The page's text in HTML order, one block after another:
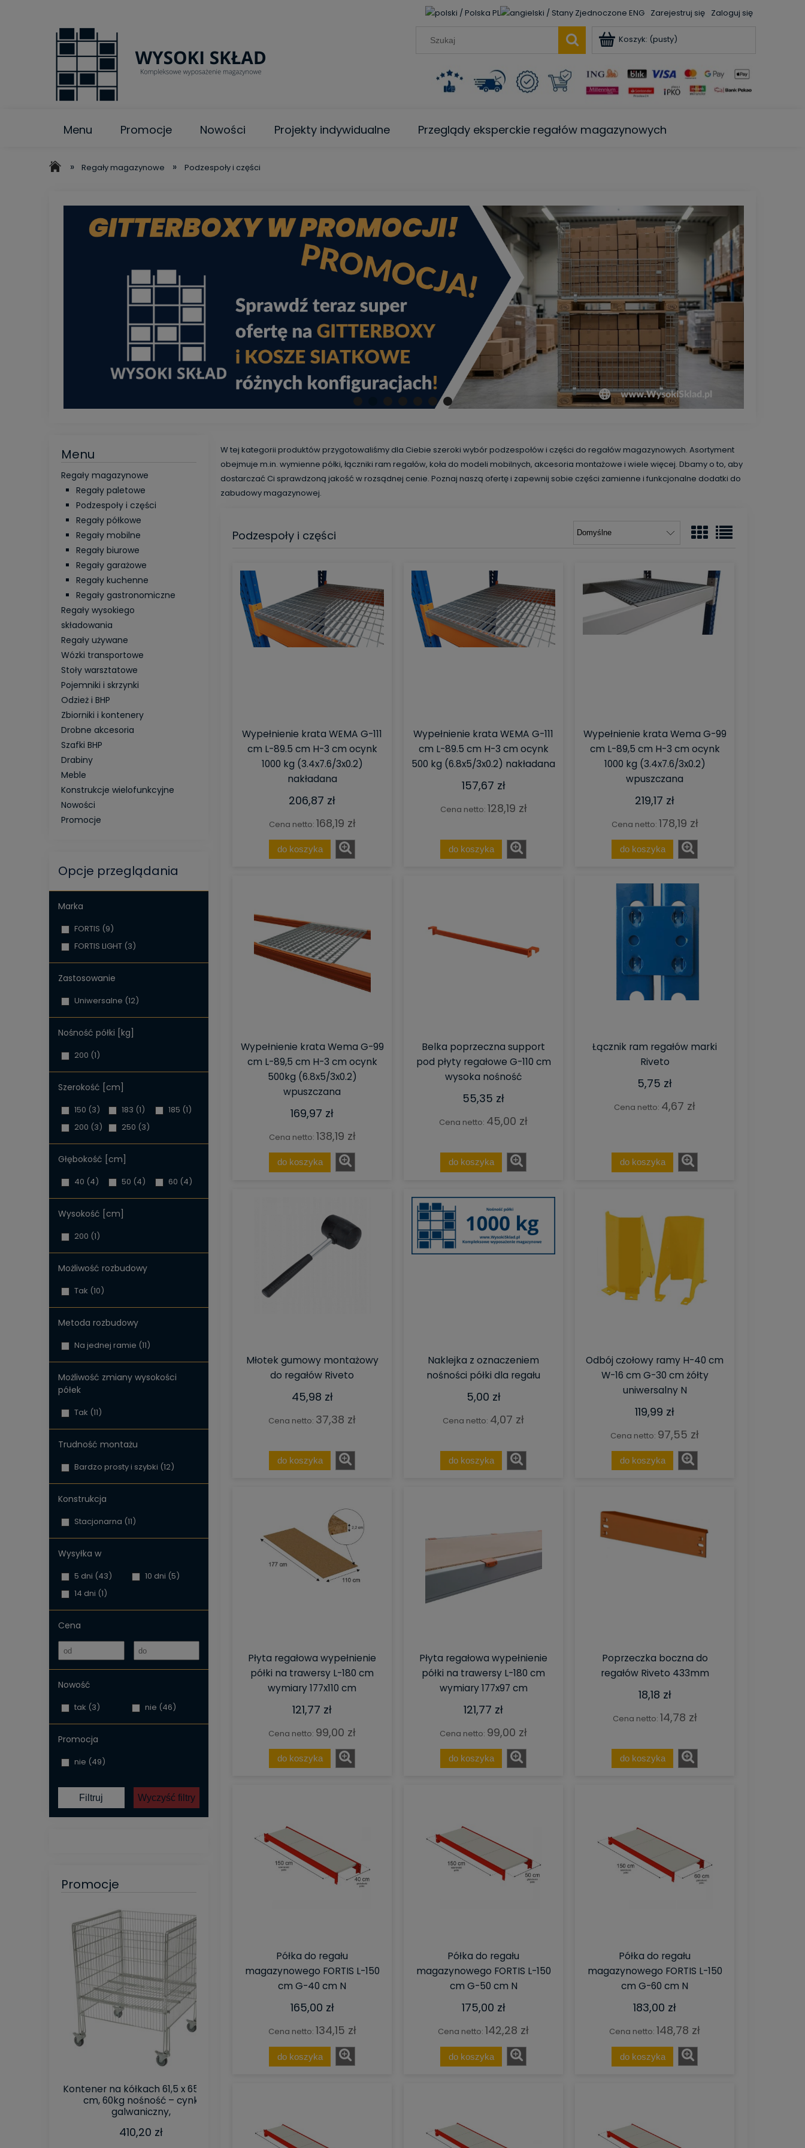
PL ENG Zarejestruj się Zaloguj się
Koszyk: (pusty)
Menu Promocje Nowości Projekty indywidualne Przeglądy eksperckie regałów magazynowych
» Regały magazynowe » Podzespoły i części
Menu
Regały magazynowe
Regały paletowe
Podzespoły i części
Regały półkowe
Regały mobilne
Regały biurowe
Regały garażowe
Regały kuchenne
Regały gastronomiczne
Regały wysokiego
składowania
Regały używane
Wózki transportowe
Stoły warsztatowe
Pojemniki i skrzynki
Odzież i BHP
Zbiorniki i kontenery
Drobne akcesoria
Szafki BHP
Drabiny
Meble
Konstrukcje wielofunkcyjne
Nowości
Promocje
Opcje przeglądania
Marka
FORTIS (9)
FORTIS LIGHT (3)
Zastosowanie
Uniwersalne (12)
Nośność półki [kg]
200 (1)
Szerokość [cm]
150 (3) 183 (1) 185 (1)
200 (3) 250 (3)
Głębokość [cm]
40 (4) 50 (4) 60 (4)
Wysokość [cm]
200 (1)
Możliwość rozbudowy
Tak (10)
Metoda rozbudowy
Na jednej ramie (11)
Możliwość zmiany wysokości
półek
Tak (11)
Trudność montażu
Bardzo prosty i szybki (12)
Konstrukcja
Stacjonarna (11)
Wysyłka w
5 dni (43) 10 dni (5)
14 dni (1)
Cena
Nowość
tak (3) nie (46)
Promocja
nie (49)
Filtruj Wyczyść filtry
Promocje
Kontener na kółkach 61,5 x 65 x 86
cm, 60kg nośność – cynk
galwaniczny,
410,20 zł 907,88 zł 830,14 zł 521,55 zł
W tej kategorii produktów przygotowaliśmy dla Ciebie szeroki wybór podzespołów i części do regałów magazynowych. Asortyment
obejmuje m.in. wymienne półki, łączniki ram regałów, koła do modeli mobilnych, akcesoria montażowe i wiele więcej. Dbamy o to, aby
dostarczać Ci sprawdzoną jakość w rozsądnej cenie. Poznaj naszą ofertę i zapewnij sobie części zamienne i funkcjonalne dodatki do
zabudowy magazynowej.
Podzespoły i części
Wypełnienie krata WEMA G-111
cm L-89.5 cm H-3 cm ocynk
1000 kg (3.4x7.6/3x0.2)
nakładana
206,87 zł
Cena netto: 168,19 zł
do koszyka
Wypełnienie krata WEMA G-111
cm L-89.5 cm H-3 cm ocynk
500 kg (6.8x5/3x0.2) nakładana
157,67 zł
Cena netto: 128,19 zł
do koszyka
Wypełnienie krata Wema G-99
cm L-89,5 cm H-3 cm ocynk
1000 kg (3.4x7.6/3x0.2)
wpuszczana
219,17 zł
Cena netto: 178,19 zł
do koszyka
Wypełnienie krata Wema G-99
cm L-89,5 cm H-3 cm ocynk
500kg (6.8x5/3x0.2)
wpuszczana
169,97 zł
Cena netto: 138,19 zł
do koszyka
Belka poprzeczna support
pod płyty regałowe G-110 cm
wysoka nośność
55,35 zł
Cena netto: 45,00 zł
do koszyka
Łącznik ram regałów marki
Riveto
5,75 zł
Cena netto: 4,67 zł
do koszyka
Młotek gumowy montażowy
do regałów Riveto
45,98 zł
Cena netto: 37,38 zł
do koszyka
Naklejka z oznaczeniem
nośności półki dla regału
5,00 zł
Cena netto: 4,07 zł
do koszyka
Odbój czołowy ramy H-40 cm
W-16 cm G-30 cm żółty
uniwersalny N
119,99 zł
Cena netto: 97,55 zł
do koszyka
Płyta regałowa wypełnienie
półki na trawersy L-180 cm
wymiary 177x110 cm
121,77 zł
Cena netto: 99,00 zł
do koszyka
Płyta regałowa wypełnienie
półki na trawersy L-180 cm
wymiary 177x97 cm
121,77 zł
Cena netto: 99,00 zł
do koszyka
Poprzeczka boczna do
regałów Riveto 433mm
18,18 zł
Cena netto: 14,78 zł
do koszyka
Półka do regału
magazynowego FORTIS L-150
cm G-40 cm N
165,00 zł
Cena netto: 134,15 zł
do koszyka
Półka do regału
magazynowego FORTIS L-150
cm G-50 cm N
175,00 zł
Cena netto: 142,28 zł
do koszyka
Półka do regału
magazynowego FORTIS L-150
cm G-60 cm N
183,00 zł
Cena netto: 148,78 zł
do koszyka